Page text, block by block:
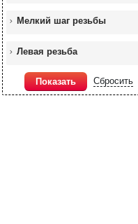
Мелкий шаг резьбы
Левая резьба
Показать Сбросить